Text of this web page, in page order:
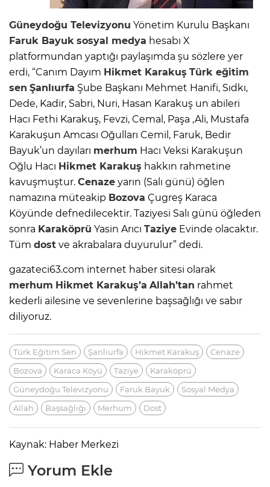
Güneydoğu Televizyonu Yönetim Kurulu Başkanı
Faruk Bayuk sosyal medya hesabı X
platformundan yaptığı paylaşımda şu sözlere yer
erdi, “Canım Dayım Hikmet Karakuş Türk eğitim
sen Şanlıurfa Şube Başkanı Mehmet Hanifi, Sıdkı,
Dede, Kadir, Sabri, Nuri, Hasan Karakuş un abileri
Hacı Fethi Karakuş, Fevzi, Cemal, Paşa ,Ali, Mustafa
Karakuşun Amcası Oğulları Cemil, Faruk, Bedir
Bayuk’un dayıları merhum Hacı Veksi Karakuşun
Oğlu Hacı Hikmet Karakuş hakkın rahmetine
kavuşmuştur. Cenaze yarın (Salı günü) öğlen
namazına müteakip Bozova Çugreş Karaca
Köyünde defnedilecektir. Taziyesi Salı günü öğleden
sonra Karaköprü Yasin Arıcı Taziye Evinde olacaktır.
Tüm dost ve akrabalara duyurulur” dedi.
gazateci63.com internet haber sitesi olarak
merhum Hikmet Karakuş’a Allah’tan rahmet
kederli ailesine ve sevenlerine başsağlığı ve sabır
diliyoruz.
Türk Eğitim Sen Şanlıurfa Hikmet Karakuş
Cenaze
Bozova
Karaca Köyü Taziye
Karaköprü
Güneydoğu Televizyonu
Faruk Bayuk
Sosyal Medya
Allah
Başsağlığı Merhum Dost
Kaynak: Haber Merkezi
Yorum Ekle